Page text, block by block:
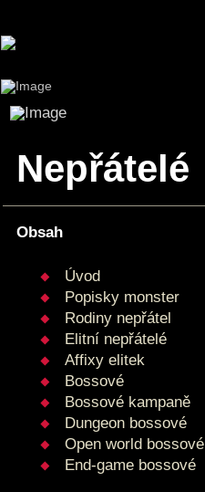
Nepřátelé
Obsah
Úvod
Popisky monster
Rodiny nepřátel
Elitní nepřátelé
Affixy elitek
Bossové
Bossové kampaně
Dungeon bossové
Open world bossové
End-game bossové